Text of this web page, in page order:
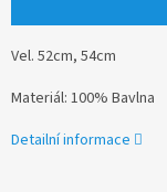
Vel. 52cm, 54cm
Materiál: 100% Bavlna
Detailní informace